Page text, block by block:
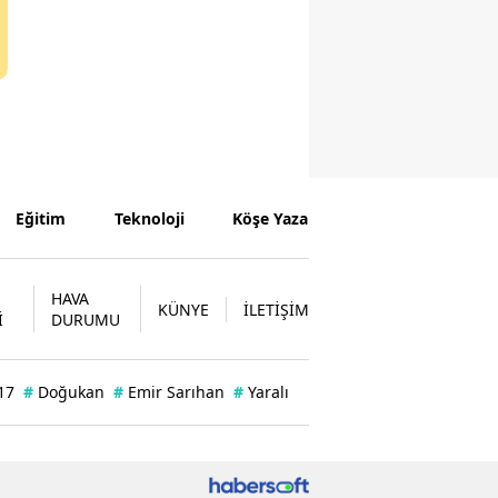
Eğitim Teknoloji Köşe Yazarları
HAVA
DURUMU
KÜNYE İLETİŞİM
# Doğukan # Emir Sarıhan # Yaralı